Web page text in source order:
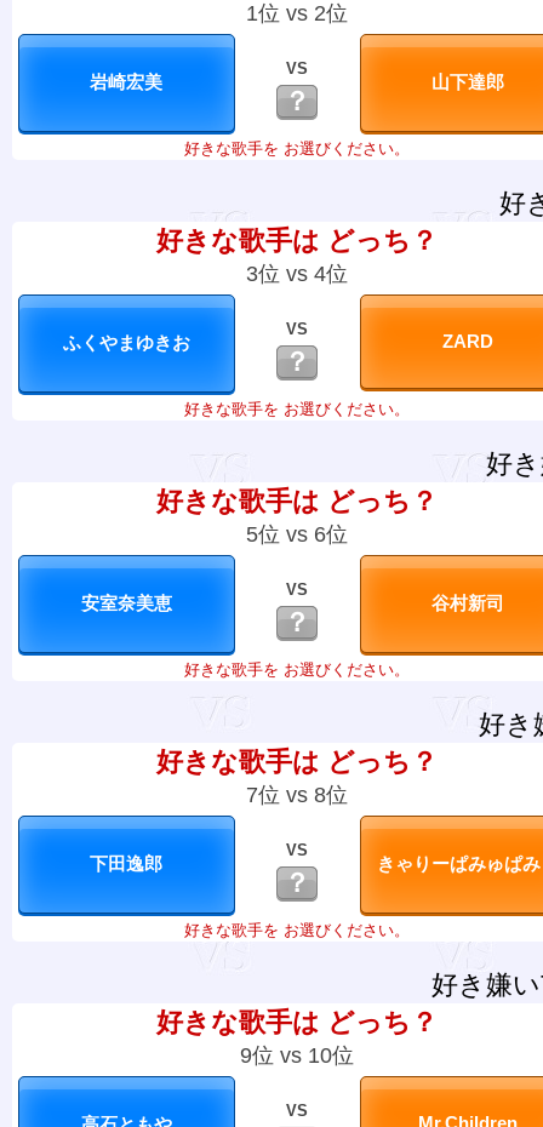
1位 vs 2位
VS
？
好きな歌手を お選びください。
好
好きな歌手は どっち？
3位 vs 4位
VS
？
好きな歌手を お選びください。
好
好きな歌手は どっち？
5位 vs 6位
VS
？
好きな歌手を お選びください。
好き
好きな歌手は どっち？
7位 vs 8位
VS
？
好きな歌手を お選びください。
好き嫌
好きな歌手は どっち？
9位 vs 10位
VS